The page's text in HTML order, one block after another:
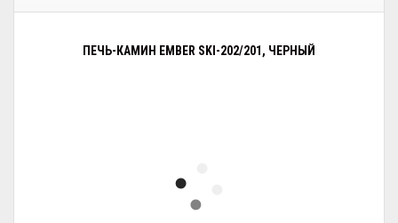
ПЕЧЬ-КАМИН EMBER SKI-202/201, ЧЕРНЫЙ